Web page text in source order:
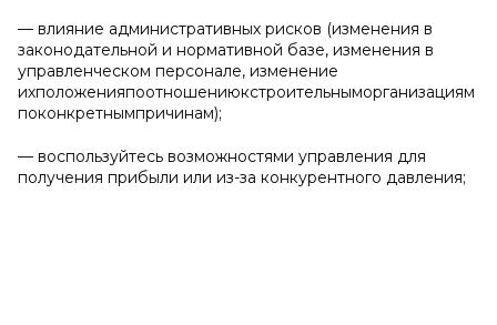
— влияние административных рисков (изменения в
законодательной и нормативной базе, изменения в
управленческом персонале, изменение
ихположенияпоотношениюкстроительныморганизациям
поконкретнымпричинам);
— воспользуйтесь возможностями управления для
получения прибыли или из-за конкурентного давления;